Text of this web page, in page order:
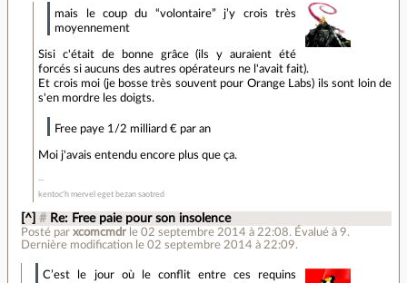
mais le coup du “volontaire” j’y crois très
moyennement
Sisi c'était de bonne grâce (ils y auraient été
forcés si aucuns des autres opérateurs ne l'avait fait).
Et crois moi (je bosse très souvent pour Orange Labs) ils sont loin de
s'en mordre les doigts.
Free paye 1/2 milliard € par an
Moi j'avais entendu encore plus que ça.
kentoc'h mervel eget bezan saotred
[^] # Re: Free paie pour son insolence
Posté parxcomcmdr le 02 septembre 2014 à 22:08. Évalué à9.
Dernière modification le 02 septembre 2014 à 22:09.
C’est le jour où le conflit entre ces requins